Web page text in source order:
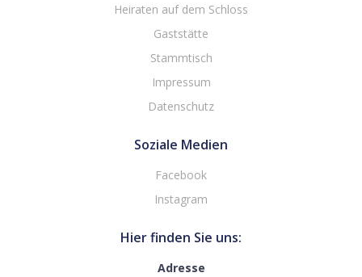
Heiraten auf dem Schloss
Gaststätte
Stammtisch
Impressum
Datenschutz
Soziale Medien
Facebook
Instagram
Hier finden Sie uns:
Adresse